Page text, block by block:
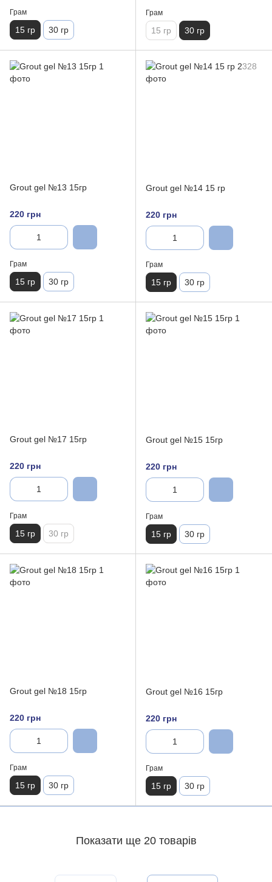
Грам
15 гр 30 гр
Грам
15 гр 30 гр
Grout gel №13 15гр
220 грн
Грам
15 гр 30 гр
Grout gel №14 15 гр
220 грн
Грам
15 гр 30 гр
Grout gel №17 15гр
220 грн
Грам
15 гр 30 гр
Grout gel №15 15гр
220 грн
Грам
15 гр 30 гр
Grout gel №18 15гр
220 грн
Грам
15 гр 30 гр
Grout gel №16 15гр
220 грн
Грам
15 гр 30 гр
Показати ще 20 товарів